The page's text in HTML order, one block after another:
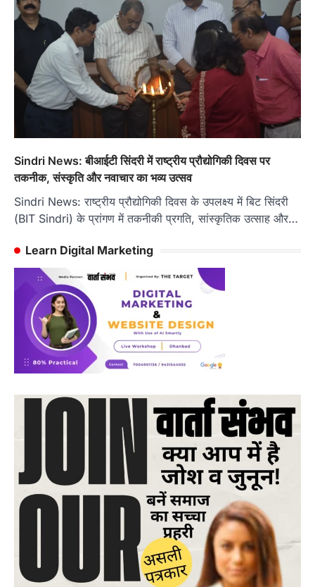
Sindri News: बीआईटी सिंदरी में राष्ट्रीय प्रौद्योगिकी दिवस पर
तकनीक, संस्कृति और नवाचार का भव्य उत्सव
Sindri News: राष्ट्रीय प्रौद्योगिकी दिवस के उपलक्ष्य में बिट सिंदरी
(BIT Sindri) के प्रांगण में तकनीकी प्रगति, सांस्कृतिक उत्साह और…
Learn Digital Marketing